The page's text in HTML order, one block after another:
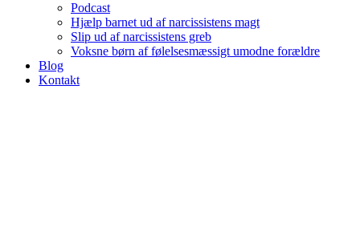
Podcast
Hjælp barnet ud af narcissistens magt
Slip ud af narcissistens greb
Voksne børn af følelsesmæssigt umodne forældre
Blog
Kontakt